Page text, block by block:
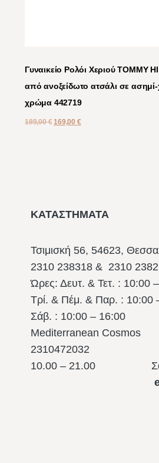
Γυναικείο Ρολόι Χεριού TOMMY
από ανοξείδωτο ατσάλι σε
χρώμα 442719
189,00€ 169,00 €
ΚΑΤΑΣΤΗΜΑΤΑ
Τσιμισκή 56, 54623,
2310 238318 & 2310
Ώρες: Δευτ. & Τετ. : 10:00
Τρί. & Πέμ. & Παρ. : 10:00
Σάβ. :
Mediterranean
2310472032
10.00 – 21.00